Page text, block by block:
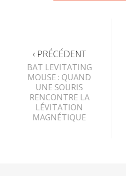
‹ PRÉCÉDENT
BAT LEVITATING
MOUSE : QUAND
UNE SOURIS
RENCONTRE LA
LÉVITATION
MAGNÉTIQUE